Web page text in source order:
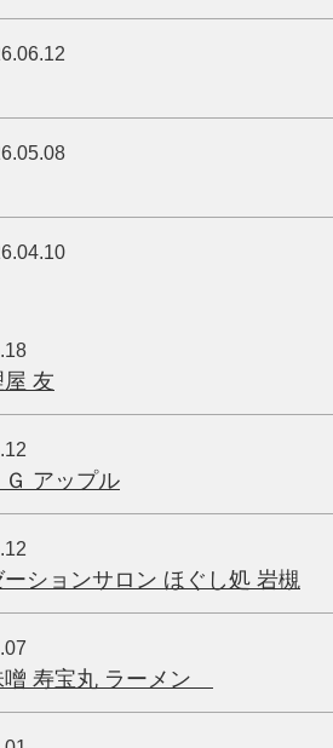
屋 友
Ｇ アップル
ーションサロン ほぐし処 岩槻
噌 寿宝丸 ラーメン